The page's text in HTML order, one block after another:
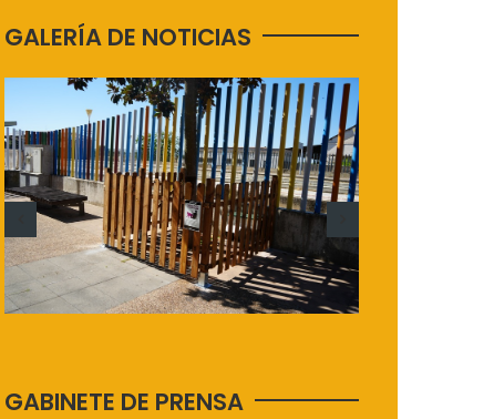
GALERÍA DE NOTICIAS
GABINETE DE PRENSA